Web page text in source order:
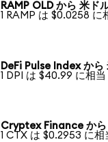
RAMP OLD から 米ド
1 RAMP は $0.0258 に
DeFi Pulse Index から
1 DPI は $40.99 に相当
Cryptex Finance から
1 CTX は $0.2953 に相